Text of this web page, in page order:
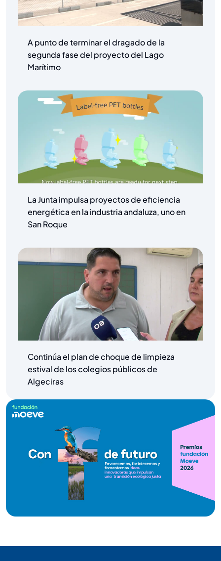
A punto de terminar el dragado de la
segunda fase del proyecto del Lago
Marítimo
La Junta impulsa proyectos de eficiencia
energética en la industria andaluza, uno en
San Roque
Continúa el plan de choque de limpieza
estival de los colegios públicos de
Algeciras